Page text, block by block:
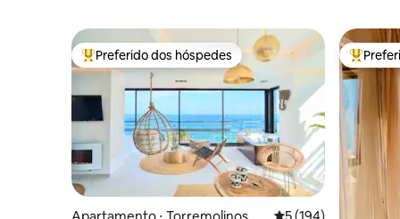
Entre os melhores preferidos dos hóspedes
Preferido dos hóspedes Entre